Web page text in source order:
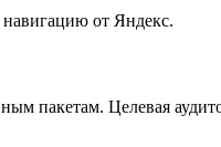
от Яндекс.
пакетам. Целевая